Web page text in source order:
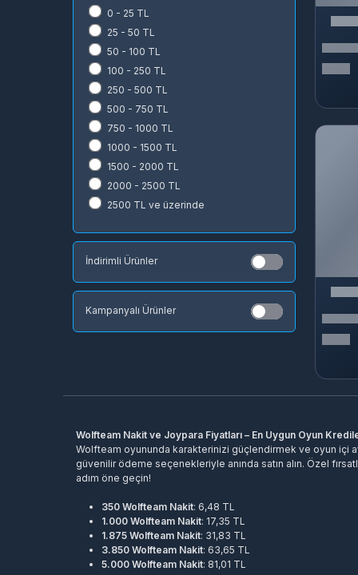
0 - 25 TL
25 - 50 TL
50 - 100 TL
100 - 250 TL
250 - 500 TL
500 - 750 TL
750 - 1000 TL
1000 - 1500 TL
1500 - 2000 TL
2000 - 2500 TL
2500 TL ve üzerinde
İndirimli Ürünler
Kampanyalı Ürünler
Wolfteam Nakit ve Joypara Fiyatları – En Uygun Oyun
Wolfteam oyununda karakterinizi güçlendirmek ve oyun içi
güvenilir ödeme seçenekleriyle anında satın alın. Özel
adım öne geçin!
350 Wolfteam Nakit: 6,48 TL
1.000 Wolfteam Nakit: 17,35 TL
1.875 Wolfteam Nakit: 31,83 TL
3.850 Wolfteam Nakit: 63,65 TL
5.000 Wolfteam Nakit: 81,01 TL